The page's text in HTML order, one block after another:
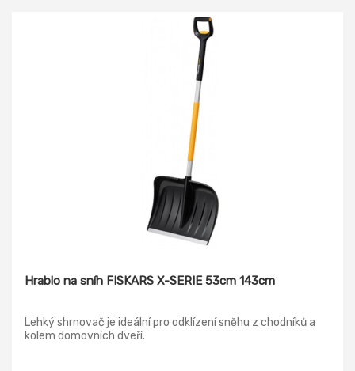
Hrablo na sníh FISKARS X-SERIE 53cm 143cm
Lehký shrnovač je ideální pro odklízení sněhu z chodníků a
kolem domovních dveří.